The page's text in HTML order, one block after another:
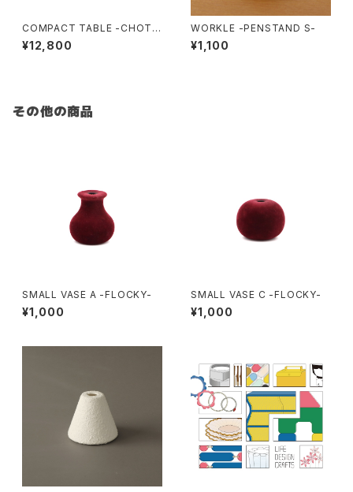
COMPACT TABLE -CHOTT
E-
¥12,800
WORKLE -PENSTAND S-
¥1,100
その他の商品
SMALL VASE A -FLOCKY-
¥1,000
SMALL VASE C -FLOCKY-
¥1,000